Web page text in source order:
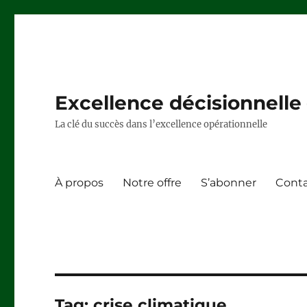
Excellence
La clé du succès dans l’excellence opérationnelle
À propos Notre offre S’abonner